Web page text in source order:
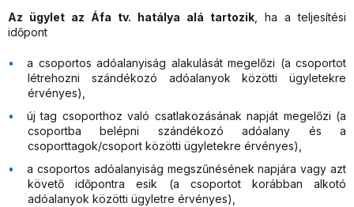
Az ügylet az Áfa tv. hatálya alá tartozik , ha a teljesítési
időpont
a csoportos adóalanyiság alakulását megelőzi (a csoportot
létrehozni szándékozó adóalanyok közötti ügyletekre
érvényes),
új tag csoporthoz való csatlakozásának napját megelőzi (a
csoportba belépni szándékozó adóalany és a
csoporttagok/csoport közötti ügyletekre érvényes),
a csoportos adóalanyiság megszűnésének napjára vagy azt
követő időpontra esik (a csoportot korábban alkotó
adóalanyok közötti ügyletre érvényes),